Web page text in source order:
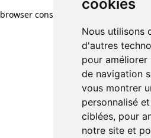
cookies
Nous utilisons
d'autres
pour
de navigation
vous montrer
personnalisé
ciblées, pour
notre site et
browser console for more information)